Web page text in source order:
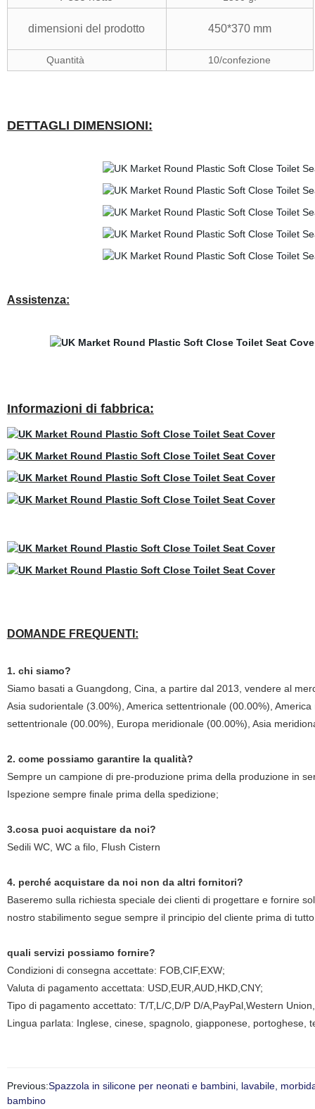
dimensioni del prodotto 450*370 mm
Quantità 10/confezione
DETTAGLI DIMENSIONI:
Assistenza:
Informazioni di fabbrica:
DOMANDE FREQUENTI:
1. chi siamo?
Siamo basati a Guangdong, Cina, a partire dal 2013, vendere al
Asia sudorientale (3.00%), America settentrionale (00.00%),
settentrionale (00.00%), Europa meridionale (00.00%), Asia
2. come possiamo garantire la qualità?
Sempre un campione di pre-produzione prima della produzione in
Ispezione sempre finale prima della spedizione;
3.cosa puoi acquistare da noi?
Sedili WC, WC a filo, Flush Cistern
4. perché acquistare da noi non da altri fornitori?
Baseremo sulla richiesta speciale dei clienti di progettare e fornire
nostro stabilimento segue sempre il principio del cliente prima di
quali servizi possiamo fornire?
Condizioni di consegna accettate: FOB,CIF,EXW;
Valuta di pagamento accettata: USD,EUR,AUD,HKD,CNY;
Tipo di pagamento accettato: T/T,L/C,D/P D/A,PayPal,Western
Lingua parlata: Inglese, cinese, spagnolo, giapponese, portoghese,
Previous:Spazzola in silicone per neonati e bambini, lavabile,
bambino